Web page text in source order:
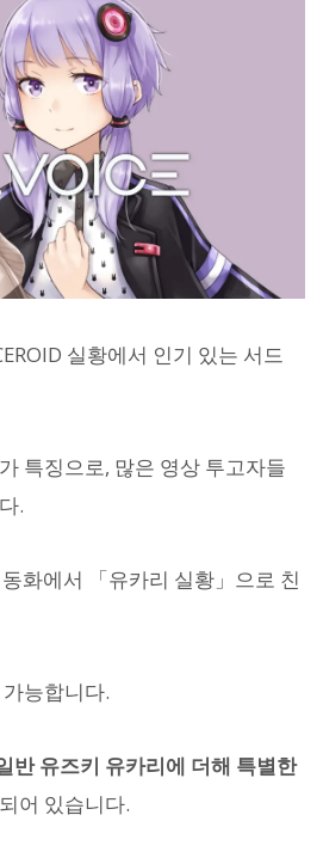
실황에서 인기 있는 서드
특징으로, 많은 영상 투고자들
.
화에서 「유카리 실황」으로 친
능합니다.
반 유즈키 유카리에 더해 특별한
되어 있습니다.